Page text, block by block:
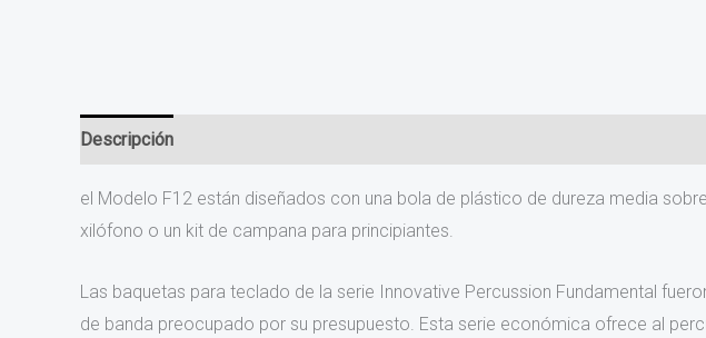
Descripción
el Modelo F12 están diseñados con una bola de plástico de dureza media
xilófono o un kit de campana para principiantes.
Las baquetas para teclado de la serie Innovative Percussion Fundamental
de banda preocupado por su presupuesto. Esta serie económica ofrece al